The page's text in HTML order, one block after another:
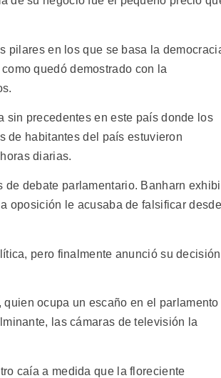
pilares en los que se basa la
quedó demostrado con la
sin precedentes en este país donde los
de habitantes del país estuvieron
diarias.
de debate parlamentario. Banharn
oposición le acusaba de falsificar desde
pero finalmente anunció su decisión
ocupa un escaño en el parlamento
las cámaras de televisión la
caía a medida que la floreciente